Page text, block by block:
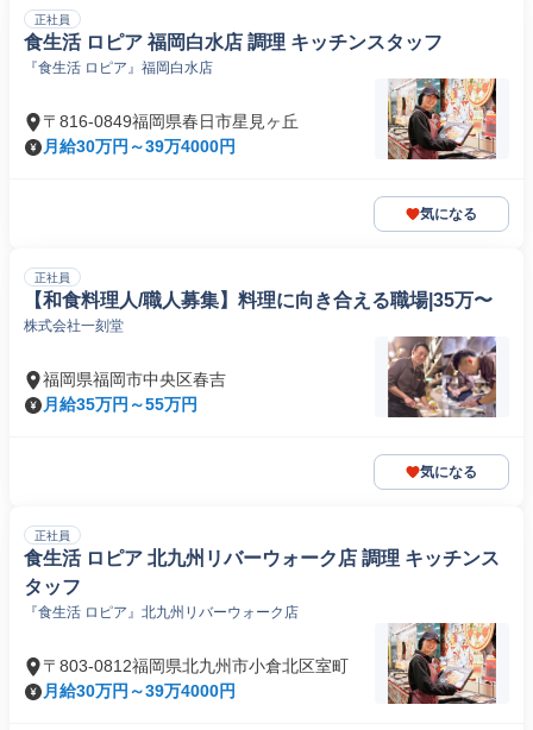
正社員
食生活 ロピア 福岡白水店 調理 キッチンスタッフ
『食生活 ロピア』福岡白水店
〒816-0849福岡県春日市星見ヶ丘
月給30万円～39万4000円
気になる
正社員
【和食料理人/職人募集】料理に向き合える職場|35万〜
株式会社一刻堂
福岡県福岡市中央区春吉
月給35万円～55万円
気になる
正社員
食生活 ロピア 北九州リバーウォーク店 調理 キッチンス
タッフ
『食生活 ロピア』北九州リバーウォーク店
〒803-0812福岡県北九州市小倉北区室町
月給30万円～39万4000円